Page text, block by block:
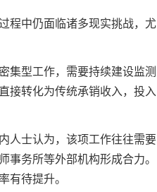
中仍面临诸多现实挑战，尤
型工作，需要持续建设监测
接转化为传统承销收入，投入
士认为，该项工作往往需要
事务所等外部机构形成合力。
有待提升。